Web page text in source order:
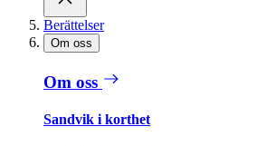
Berättelser
Om oss
Om oss
Sandvik i korthet